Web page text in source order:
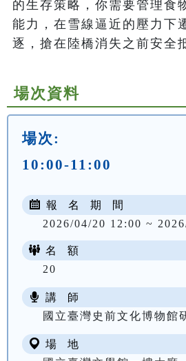
的生存策略，你需要管理食
能力，在雪線逼近的壓力下
逐，搶在陸橋消失之前安全
場次資料
場次:
10:00-11:00
報 名 期 間
2026/04/20 12:00 ~
名 額
20
講 師
國立臺灣史前文化博物館
場 地